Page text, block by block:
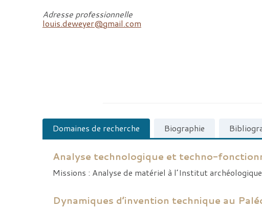
Adresse professionnelle
louis.deweyer@gmail.com
Domaines de recherche Biographie
Analyse technologique et techno-
Missions : Analyse de matériel à l’Institut
Dynamiques d’invention technique au